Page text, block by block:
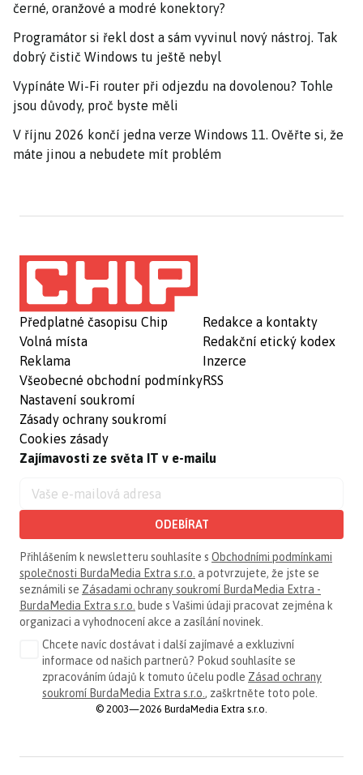
černé, oranžové a modré konektory?
Programátor si řekl dost a sám vyvinul nový nástroj. Tak
dobrý čistič Windows tu ještě nebyl
Vypínáte Wi-Fi router při odjezdu na dovolenou? Tohle
jsou důvody, proč byste měli
V říjnu 2026 končí jedna verze Windows 11. Ověřte si, že
máte jinou a nebudete mít problém
Předplatné časopisu Chip
Volná místa
Reklama
Všeobecné obchodní podmínky
Nastavení soukromí
Zásady ochrany soukromí
Cookies zásady
Redakce a kontakty
Redakční etický kodex
Inzerce
RSS
Zajímavosti ze světa IT v e-mailu
ODEBÍRAT
Přihlášením k newsletteru souhlasíte s Obchodními podmínkami
společnosti BurdaMedia Extra s.r.o. a potvrzujete, že jste se
seznámili se Zásadami ochrany soukromí BurdaMedia Extra -
BurdaMedia Extra s.r.o. bude s Vašimi údaji pracovat zejména k
organizaci a vyhodnocení akce a zasílání novinek.
Chcete navíc dostávat i další zajímavé a exkluzivní
informace od našich partnerů? Pokud souhlasíte se
zpracováním údajů k tomuto účelu podle Zásad ochrany
soukromí BurdaMedia Extra s.r.o., zaškrtněte toto pole.
© 2003—2026 BurdaMedia Extra s.r.o.